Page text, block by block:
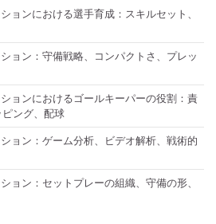
ンにおける選手育成：スキルセット、
ョン：守備戦略、コンパクトさ、プレッ
ョンにおけるゴールキーパーの役割：責
ング、配球
ョン：ゲーム分析、ビデオ解析、戦術的
ン：セットプレーの組織、守備の形、